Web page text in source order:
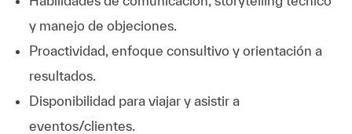
y manejo de objeciones.
Proactividad, enfoque consultivo y orientación a
resultados.
Disponibilidad para viajar y asistir a
eventos/clientes.